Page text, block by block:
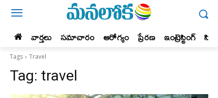
వార్తలు సమాచారం ఆరోగ్యం ప్రేర‌ణ‌ ఇంట్రెస్టింగ్‌
Tags Travel
Tag: travel